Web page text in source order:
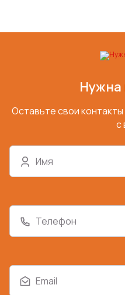
Нужна
Оставьте свои
с
Имя
Телефон
Email